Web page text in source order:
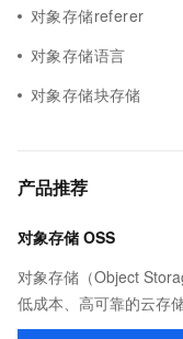
对象存储referer
对象存储语言
对象存储块存储
产品推荐
对象存储 OSS
对象存储（Object
低成本、高可靠的云存
从互联网任何位置访问